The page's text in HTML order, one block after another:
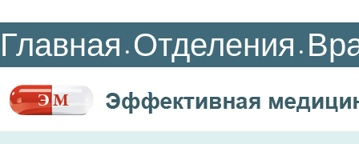
Главная • Отделения •